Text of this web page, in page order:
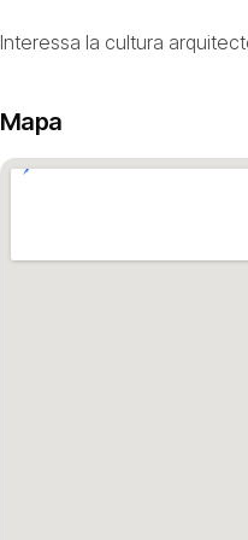
Interessa la cultura
Mapa